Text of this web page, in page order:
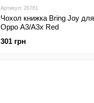
Артикул: 26781
Чохол книжка Bring Joy для
Oppo A3/A3x Red
301 грн